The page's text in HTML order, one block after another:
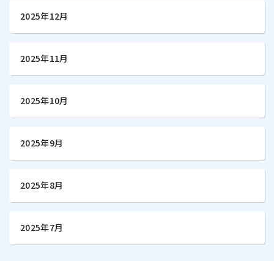
2025年12月
2025年11月
2025年10月
2025年9月
2025年8月
2025年7月